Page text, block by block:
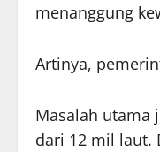
menanggung
Artinya,
Masalah utama
dari 12 mil laut.